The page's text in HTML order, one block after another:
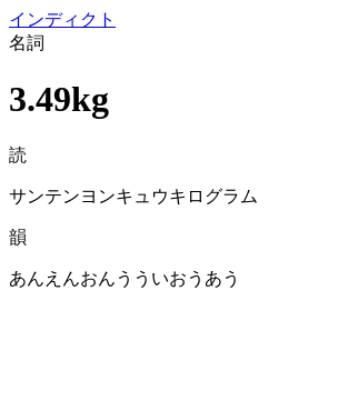
インディクト
名詞
3.49kg
読
サンテンヨンキュウキログラム
韻
あんえんおんうういおうあう